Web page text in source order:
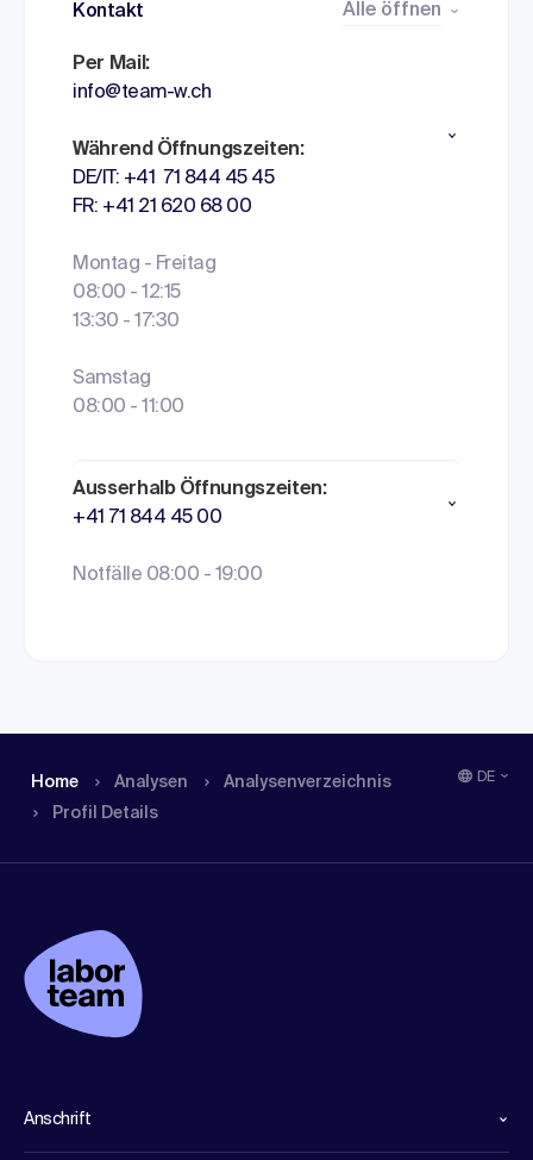
Kontakt Alle öffnen
Per Mail:
info@team-w.ch
Während Öffnungszeiten:
DE/IT: +41 71 844 45 45
FR: +41 21 620 68 00
Montag - Freitag
08:00 - 12:15
13:30 - 17:30
Samstag
08:00 - 11:00
Ausserhalb Öffnungszeiten:
+41 71 844 45 00
Notfälle 08:00 - 19:00
Home Analysen
Analysen­verzeichnis
Profil Details
DE
Anschrift